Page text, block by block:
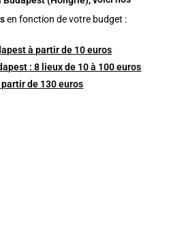
en fonction de votre budget :
à partir de 10 euros
: 8 lieux de 10 à 100 euros
de 130 euros